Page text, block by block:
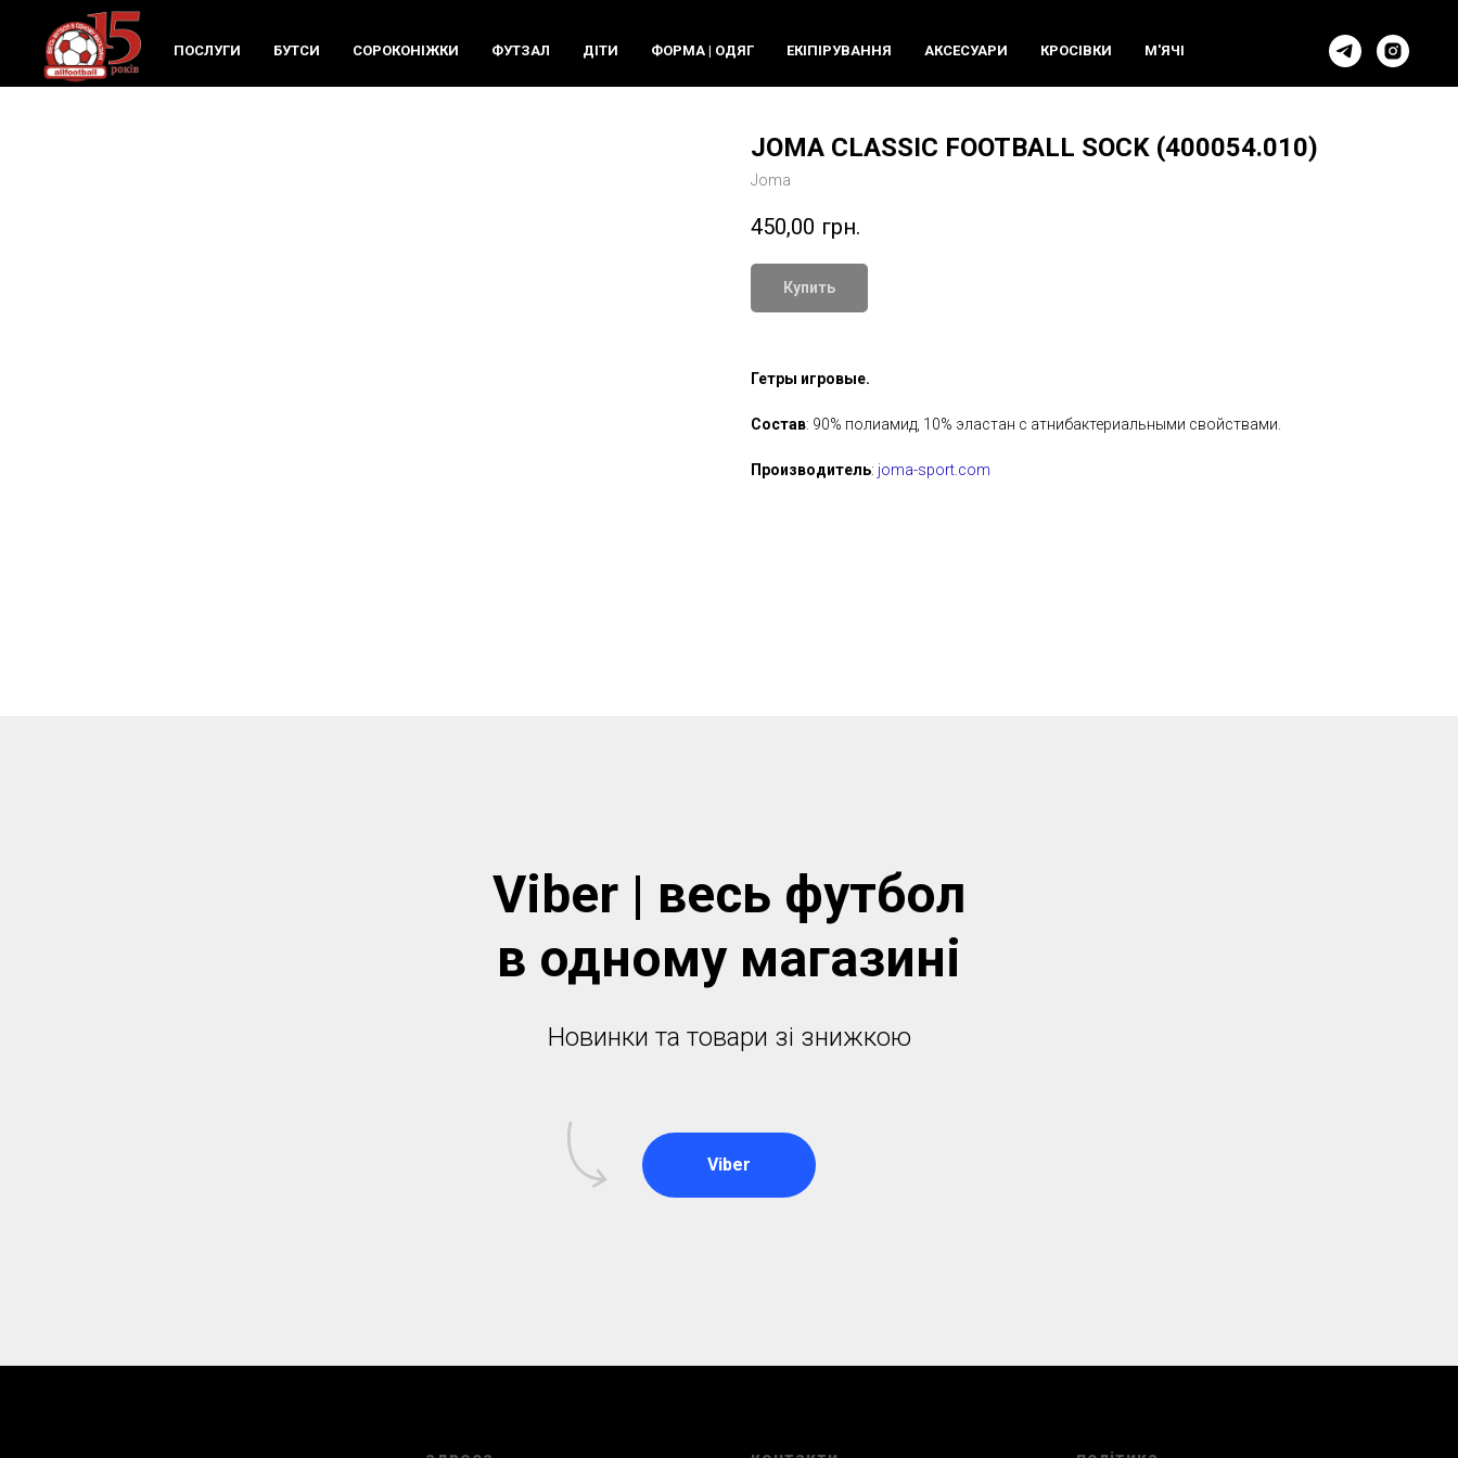
ПОСЛУГИ БУТСИ СОРОКОНIЖКИ ФУТЗАЛ ДIТИ ФОРМА | ОДЯГ ЕКIПIРУВАННЯ АКСЕСУАРИ КРОСIВКИ М'ЯЧI
JOMA CLASSIC FOOTBALL SOCK (400054.010)
Joma
450,00 грн.
Купить
Гетры игровые.
Состав: 90% полиамид, 10% эластан с атнибактериальными свойствами.
Производитель: joma-sport.com
Viber | весь футбол
в одному магазинi
Новинки та товари зі знижкою
Viber